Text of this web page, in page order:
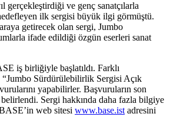
gerçekleştirdiği ve genç sanatçılarla
hedefleyen ilk sergisi büyük ilgi görmüştü.
getirecek olan sergi, Jumbo
ifade edildiği özgün eserleri sanat
iş birliğiyle başlatıldı. Farklı
“Jumbo Sürdürülebilirlik Sergisi Açık
yapabilirler. Başvuruların son
Sergi hakkında daha fazla bilgiye
web sitesi www.base.ist adresini